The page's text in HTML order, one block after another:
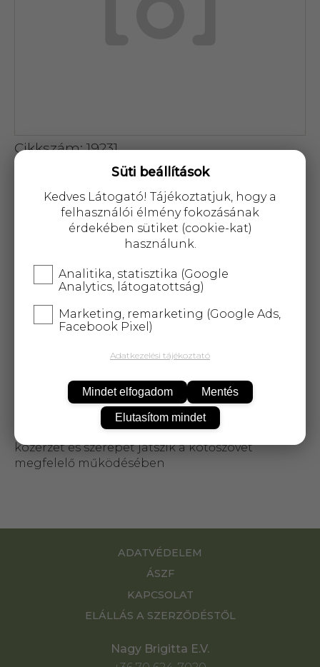
Cikkszám: 19231
KOSÁRBA
25 000 Ftfelett5 kg-igingyenes kiszállítás!
A C-vitamin hozzájárul az immunrendszer, tehát
megfelelő működéséhez, megköti a
szervezetben felgyülemlő káros szabadgyököket,
ezáltal megőrzi a vitalitást, az egészséget,
fenntartja a testi-lelki egyensúlyt és kialakul a jó
közérzet és szerepet játszik a kötőszövet
megfelelő működésében
ADATVÉDELEM
ÁSZF
KAPCSOLAT
ELÁLLÁS A SZERZŐDÉSTŐL
Nagy Brigitta E.V.
Süti beállítások
Kedves Látogató! Tájékoztatjuk, hogy a
felhasználói élmény fokozásának
érdekében sütiket (cookie-kat)
használunk.
Analitika, statisztika (Google
Analytics, látogatottság)
Marketing, remarketing (Google Ads,
Facebook Pixel)
Adatkezelési tájékoztató
Mindet elfogadom Mentés
Elutasítom mindet